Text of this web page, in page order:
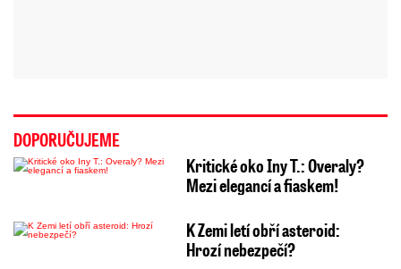
DOPORUČUJEME
Kritické oko Iny T.: Overaly?
Mezi elegancí a fiaskem!
K Zemi letí obří asteroid:
Hrozí nebezpečí?